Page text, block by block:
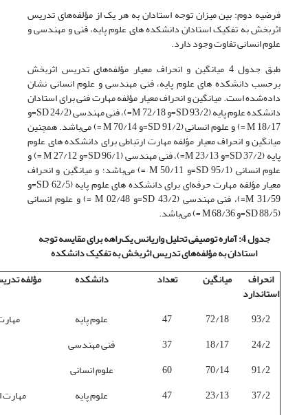
فرضیه دوم: بین میزان توجه استادان به هر یک از مؤلفه‌های تدریس
اثربخش به تفکیک استادان دانشکده های علوم پایه، فنی و مهندسی و
علوم انسانی تفاوت وجود دارد.
طبق جدول 4 میانگین و انحراف معیار مؤلفه‌های تدریس اثربخش
برحسب دانشکده های علوم پایه، فنی مهندسی و علوم انسانی نشان
داده‌شده است. میانگین و انحراف معیار مؤلفه مهارت فنی برای استادان
دانشکده علوم پایه (93/2 SD=و 72/18 M=)، فنی مهندسی (24/2 SD=و
18/17 M =) و علوم انسانی (91/2 SD=و 70/14 M =) می‌باشد. همچنین
میانگین و انحراف معیار مؤلفه مهارت ارتباطی برای دانشکده های علوم
پایه (37/2 SD=و 23/13 M=)، فنی مهندسی (96/1 SD=و 27/12 M =) و
علوم انسانی (95/1 SD=و 50/11 M =) می‌باشد؛ و میانگین و انحراف
معیار مؤلفه مهارت حرفه‌ای برای دانشکده های علوم پایه (62/5 SD=و
31/59 M=)، فنی مهندسی (43/2 SD=و 02/48 M =) و علوم انسانی
(88/5 SD=و 68/36 M =) می‌باشد.
جدول 4: آماره توصیفی تحلیل واریانس یک‌راهه برای مقایسه توجه
استادان به مؤلفه‌های تدریس اثربخش به تفکیک دانشکده
انحراف
استاندارد
میانگین تعداد دانشکده مؤلفه
93/2
72/18
47 علوم پایه
24/2
18/17
37
فنی مهندسی
91/2
70/14
60
علوم انسانی
37/2
23/13
47 علوم پایه
مهارت